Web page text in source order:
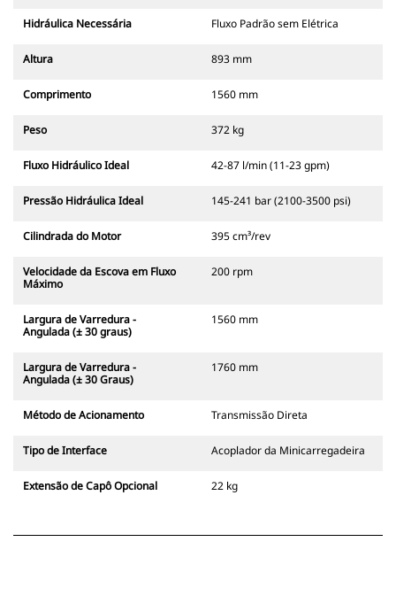
Hidráulica Necessária Fluxo Padrão sem Elétrica
Altura 893 mm
Comprimento 1560 mm
Peso 372 kg
Fluxo Hidráulico Ideal 42-87 l/min (11-23 gpm)
Pressão Hidráulica Ideal 145-241 bar (2100-3500 psi)
Cilindrada do Motor 395 cm³/rev
Velocidade da Escova em Fluxo
Máximo
200 rpm
Largura de Varredura -
Angulada (± 30 graus)
1560 mm
Largura de Varredura -
Angulada (± 30 Graus)
1760 mm
Método de Acionamento Transmissão Direta
Tipo de Interface Acoplador da Minicarregadeira
Extensão de Capô Opcional 22 kg